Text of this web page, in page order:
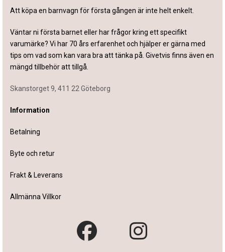
Att köpa en barnvagn för första gången är inte helt enkelt.
Väntar ni första barnet eller har frågor kring ett specifikt
varumärke? Vi har 70 års erfarenhet och hjälper er gärna med
tips om vad som kan vara bra att tänka på. Givetvis finns även en
mängd tillbehör att tillgå.
Skanstorget 9, 411 22 Göteborg
Information
Betalning
Byte och retur
Frakt & Leverans
Allmänna Villkor